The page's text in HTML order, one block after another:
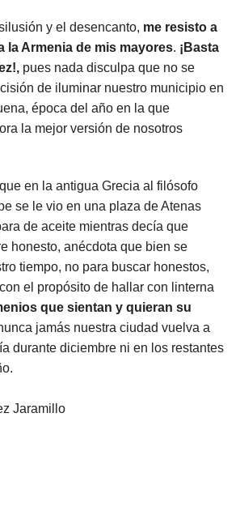
y el desencanto, me resisto a
la Armenia de mis mayores. ¡Basta
pues nada disculpa que no se
de iluminar nuestro municipio en
época del año en la que
la mejor versión de nosotros
en la antigua Grecia al filósofo
se le vio en una plaza de Atenas
de aceite mientras decía que
honesto, anécdota que bien se
tiempo, no para buscar honestos,
el propósito de hallar con linterna
que sientan y quieran su
jamás nuestra ciudad vuelva a
durante diciembre ni en los restantes
Jaramillo